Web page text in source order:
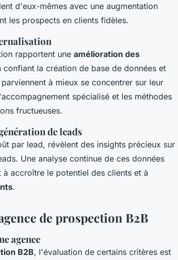
d'eux-mêmes avec une augmentation
les prospects en clients fidèles.
rapportent une amélioration des
confiant la création de base de données et
à mieux se concentrer sur leur
spécialisé et les méthodes
fructueuses.
de leads
par lead, révèlent des insights précieux sur
Une analyse continue de ces données
accroître le potentiel des clients et à
.
de prospection B2B
agence
B2B, l'évaluation de certains critères est